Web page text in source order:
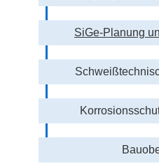
SiGe-Planung